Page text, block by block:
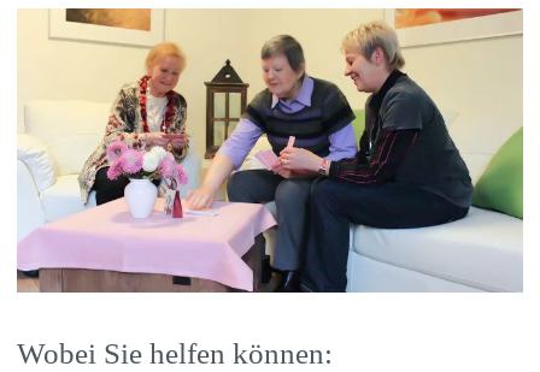
Wobei Sie helfen können: